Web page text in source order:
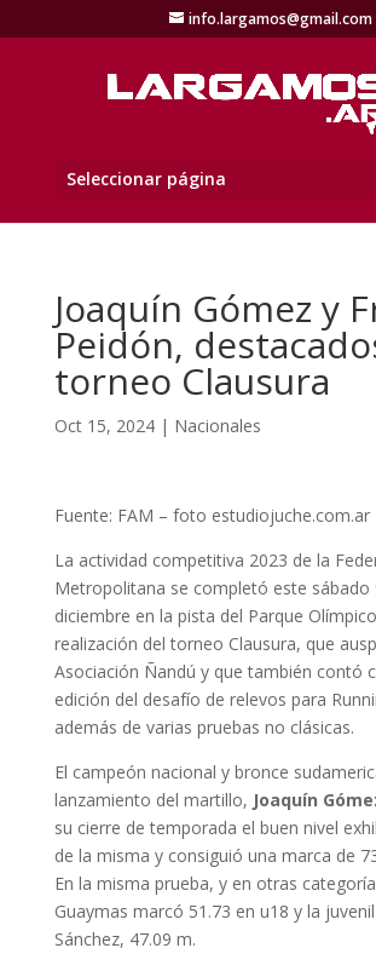
info.largamos@gmail.com
Seleccionar página
Joaquín Gómez y
Peidón,
torneo Clausura
Oct 15, 2024| Nacionales
Fuente: FAM – foto estudiojuche.com.ar
La actividad competitiva 2023 de la
Metropolitana se completó este sábado
diciembre en la pista del Parque
realización del torneo Clausura, que
Asociación Ñandú y que también contó
edición del desafío de relevos para
además de varias pruebas no clásicas.
El campeón nacional y bronce
lanzamiento del martillo, Joaquín
su cierre de temporada el buen nivel
de la misma y consiguió una marca de
En la misma prueba, y en otras
Guaymas marcó 51.73 en u18 y la
Sánchez, 47.09 m.